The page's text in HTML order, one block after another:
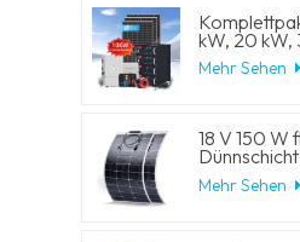
kW, 20 kW,
Hybrid-
Generator
Mehr Sehen
18 V 150 W
Solarmodule
Mehr Sehen